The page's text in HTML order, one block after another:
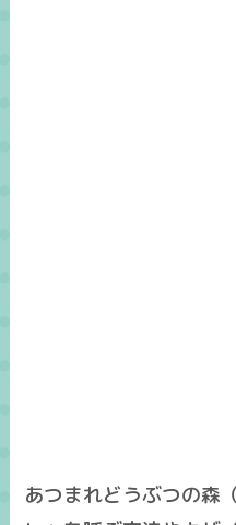
あつまれどうぶつの森